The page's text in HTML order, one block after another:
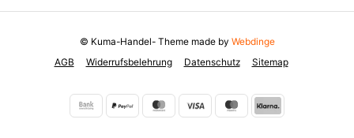
AGB Widerrufsbelehrung Datenschutz Sitemap
© Kuma-Handel- Theme made by Webdinge